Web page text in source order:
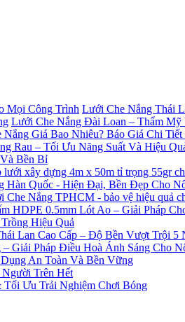
Lưới Che Nắng Thái
Lưới Che Nắng Đài Loan – Thẩm
Nắng Giá Bao Nhiêu? Báo Giá Chi
Rau – Tối Ưu Năng Suất Và Hiệu
Bền Bỉ
lưới xây dựng 4m x 50m tỉ trọng 55gr
Hàn Quốc - Hiện Đại, Bền Đẹp Cho
Che Nắng TPHCM - bảo vệ hiệu quả
HDPE 0.5mm Lót Ao – Giải Pháp
Hiệu Quả
Lan Cao Cấp – Độ Bền Vượt Trội 5
Giải Pháp Điều Hoà Ánh Sáng Cho
An Toàn Và Bền Vững
Trên Hết
Ưu Trải Nghiệm Chơi Bóng